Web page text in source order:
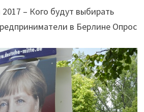
– Кого будут выбирать
в Берлине Опрос